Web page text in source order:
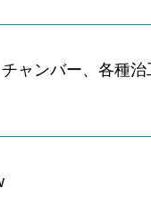
ャンバー、各種治